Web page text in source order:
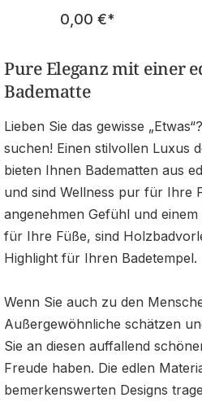
Regulärer Preis:
0,00 €*
Pure Eleganz mit einer
Badematte
Lieben Sie das gewisse
suchen! Einen stilvollen Luxus
bieten Ihnen Badematten aus
und sind Wellness pur für Ihre
angenehmen Gefühl und
für Ihre Füße, sind
Highlight für Ihren Badetempel.
Wenn Sie auch zu den
Außergewöhnliche schätzen
Sie an diesen auffallend
Freude haben. Die edlen
bemerkenswerten Designs